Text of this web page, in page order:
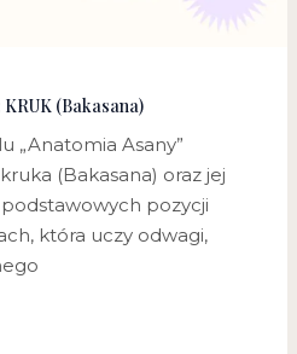
(Bakasana)
„Anatomia Asany”
(Bakasana) oraz jej
pozycji
która uczy odwagi,